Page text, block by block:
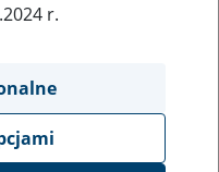
(pdf, 219 KB)
r.